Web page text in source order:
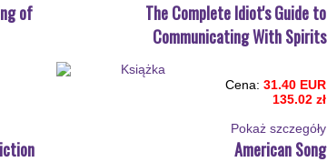
of
The Complete Idiot's Guide to
Communicating With Spirits
Cena: 31.40 EUR
135.02 zł
Pokaż szczegόły
American Song